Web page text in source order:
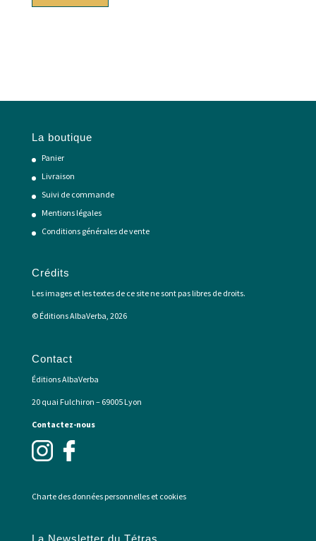
La boutique
Panier
Livraison
Suivi de commande
Mentions légales
Conditions générales de vente
Crédits
Les images et les textes de ce site ne sont pas libres de droits.
© Éditions AlbaVerba, 2026
Contact
Éditions AlbaVerba
20 quai Fulchiron – 69005 Lyon
Contactez-nous
Charte des données personnelles et cookies
La Newsletter du Tétras